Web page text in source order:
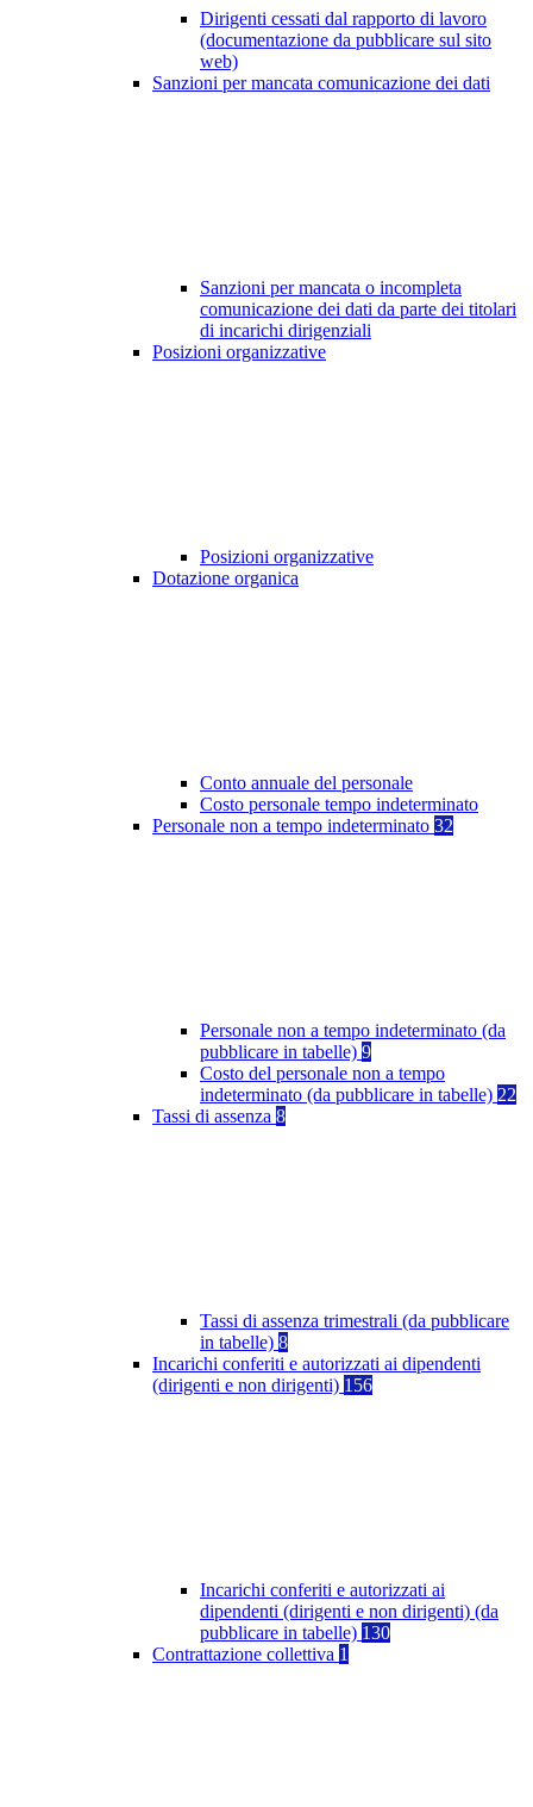
Dirigenti cessati dal rapporto di lavoro
(documentazione da pubblicare sul sito
web)
Sanzioni per mancata comunicazione dei dati
Sanzioni per mancata o incompleta
comunicazione dei dati da parte dei titolari
di incarichi dirigenziali
Posizioni organizzative
Posizioni organizzative
Dotazione organica
Conto annuale del personale
Costo personale tempo indeterminato
Personale non a tempo indeterminato 32
Personale non a tempo indeterminato (da
pubblicare in tabelle) 9
Costo del personale non a tempo
indeterminato (da pubblicare in tabelle) 22
Tassi di assenza 8
Tassi di assenza trimestrali (da pubblicare
in tabelle) 8
Incarichi conferiti e autorizzati ai dipendenti
(dirigenti e non dirigenti) 156
Incarichi conferiti e autorizzati ai
dipendenti (dirigenti e non dirigenti) (da
pubblicare in tabelle) 130
Contrattazione collettiva 1